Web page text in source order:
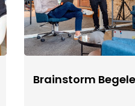
Brainstorm